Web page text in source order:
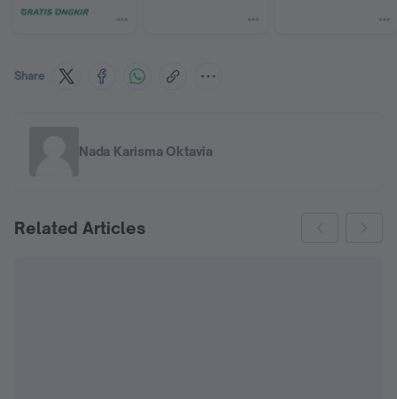
Share
Nada Karisma Oktavia
Related Articles